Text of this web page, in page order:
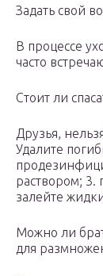
Задать свой
В процессе
часто
Стоит ли
Друзья,
Удалите
раствором; 3.
залейте
Можно ли
для